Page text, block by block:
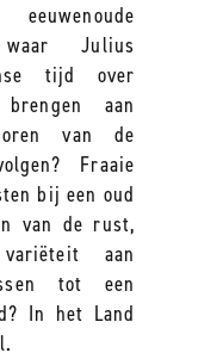
waar Julius
tijd over
aan
van de
Fraaie
bij een oud
van de rust,
aan
tot een
In het Land